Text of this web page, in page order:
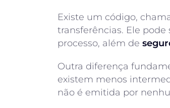
Existe um código,
transferências. Ele
processo, além de
Outra diferença
existem menos
não é emitida por